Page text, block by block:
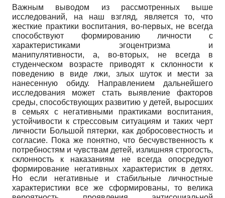
Важным выводом из рассмотренных выше
исследований, на наш взгляд, является то, что
жесткие практики воспитания, во-первых, не всегда
способствуют формированию личности с
характеристиками эгоцентризма и
манипулятивности, а, во-вторых, не всегда в
студенческом возрасте приводят к склонности к
поведению в виде лжи, злых шуток и мести за
нанесенную обиду. Направлением дальнейшего
исследования может стать выявление факторов
среды, способствующих развитию у детей, выросших
в семьях с негативными практиками воспитания,
устойчивости к стрессовым ситуациям и таких черт
личности Большой пятерки, как добросовестность и
согласие. Пока же понятно, что бесчувственность к
потребностям и чувствам детей, излишняя строгость,
склонность к наказаниям не всегда опосредуют
формирование негативных характеристик в детях.
Но если негативные и стабильные личностные
характеристики все же сформированы, то велика